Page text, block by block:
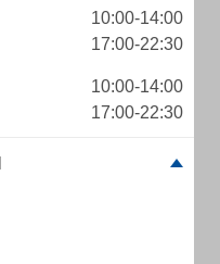
10:00-14:00
17:00-22:30
10:00-14:00
17:00-22:30